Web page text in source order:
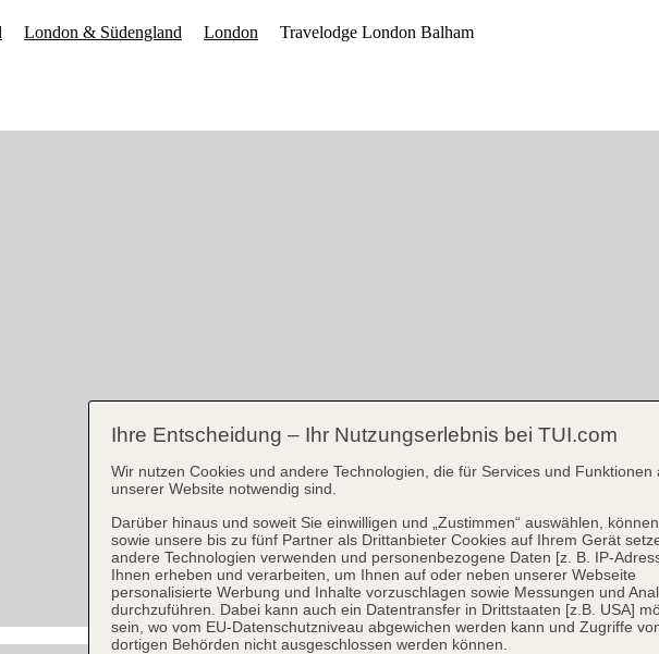
Ihre Entscheidung – Ihr Nutzungserlebnis bei TUI.com
Wir nutzen Cookies und andere Technologien, die für Services und Funktionen
unserer Website notwendig sind.
Darüber hinaus und soweit Sie einwilligen und „Zustimmen“ auswählen,
sowie unsere bis zu fünf Partner als Drittanbieter Cookies auf Ihrem Gerät
andere Technologien verwenden und personenbezogene Daten [z. B. IP-
Ihnen erheben und verarbeiten, um Ihnen auf oder neben unserer Webseite
personalisierte Werbung und Inhalte vorzuschlagen sowie Messungen und
durchzuführen. Dabei kann auch ein Datentransfer in Drittstaaten [z.B. USA]
sein, wo vom EU-Datenschutzniveau abgewichen werden kann und Zugriffe
dortigen Behörden nicht ausgeschlossen werden können.